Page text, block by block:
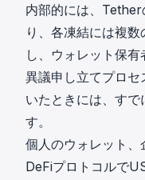
内部的には、Tether
り、各凍結には複
し、ウォレット保
異議申し立てプロ
いたときには、すで
す。
個人のウォレット
DeFiプロトコルで